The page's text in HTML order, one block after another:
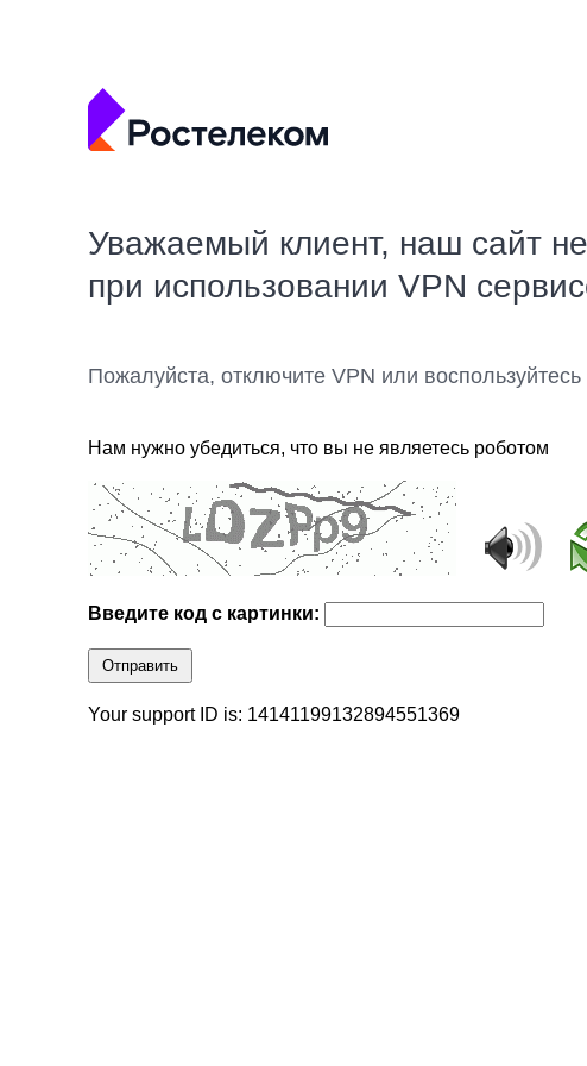
Уважаемый клиент, наш сайт
при использовании VPN
Пожалуйста, отключите VPN или
Нам нужно убедиться, что вы не являетесь роботом
Введите код с картинки:
Отправить
Your support ID is: 14141199132894551369